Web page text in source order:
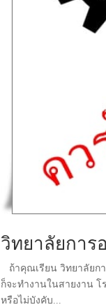
วิทยาลัยการ
ถ้าคุณเรียน วิทยาลัยกา
ก็จะทำงานในสายงาน
หรือไม่บังคับ...